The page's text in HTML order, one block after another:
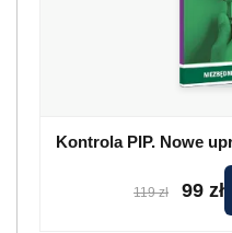
Kontrola PIP. Nowe
119 zł 99 zł